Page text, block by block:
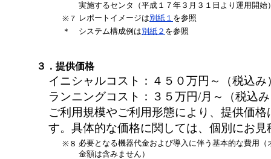
実施するセンタ（平成１７年３月３１日より運用開始
※７ レポートイメージは別紙１ を参照
＊
システム構成例は別紙２ を参照
３．提供価格
イニシャルコスト：４５０万円～（税込み
ランニングコスト：３５万円/月～（税込
ご利用規模やご利用形態により、提供価格
す。具体的な価格に関しては、個別にお見
※８ 必要となる機器代金および導入に伴う基本的な費用（
金額は含みません）